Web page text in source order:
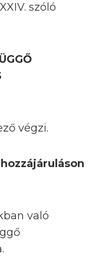
szóló
végzi.
való